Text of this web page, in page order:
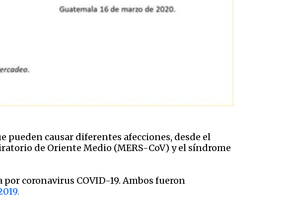
pueden causar diferentes afecciones, desde el
de Oriente Medio (MERS-CoV) y el síndrome
coronavirus COVID-19. Ambos fueron